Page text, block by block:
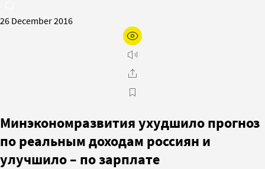
26 December 2016
Минэкономразвития ухудшило прогноз
по реальным доходам россиян и
улучшило – по зарплате